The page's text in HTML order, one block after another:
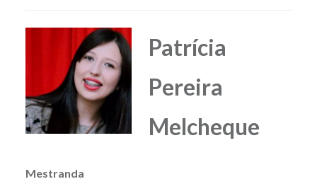
Patrícia
Pereira
Melcheque
Mestranda